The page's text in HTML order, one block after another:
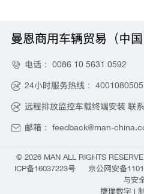
曼恩商用车辆贸易（中
 电话： 0086 10 5631 0592
 24小时服务热线： 4001080505
 远程排放监控车载终端安装 联
 邮箱： feedback@man-
©2026 MAN ALL RIGHTS
ICP备16037223号
京公网安备
与安
捷瑞数字|